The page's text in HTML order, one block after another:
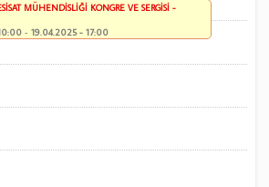
MÜHENDİSLİĞİ KONGRE VE SERGİSİ -
-19.04.2025 - 17:00